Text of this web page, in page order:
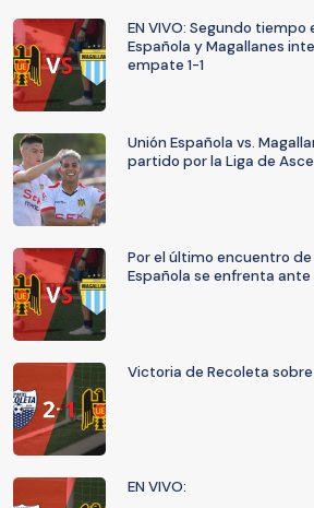
EN VIVO: Segundo tiempo
Española y Magallanes
empate 1-1
Unión Española vs.
partido por la Liga de
Por el último encuentro de
Española se enfrenta ante
Victoria de Recoleta sobre
EN VIVO: